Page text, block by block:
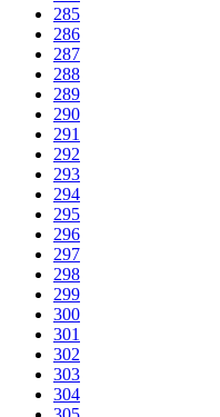
285
286
287
288
289
290
291
292
293
294
295
296
297
298
299
300
301
302
303
304